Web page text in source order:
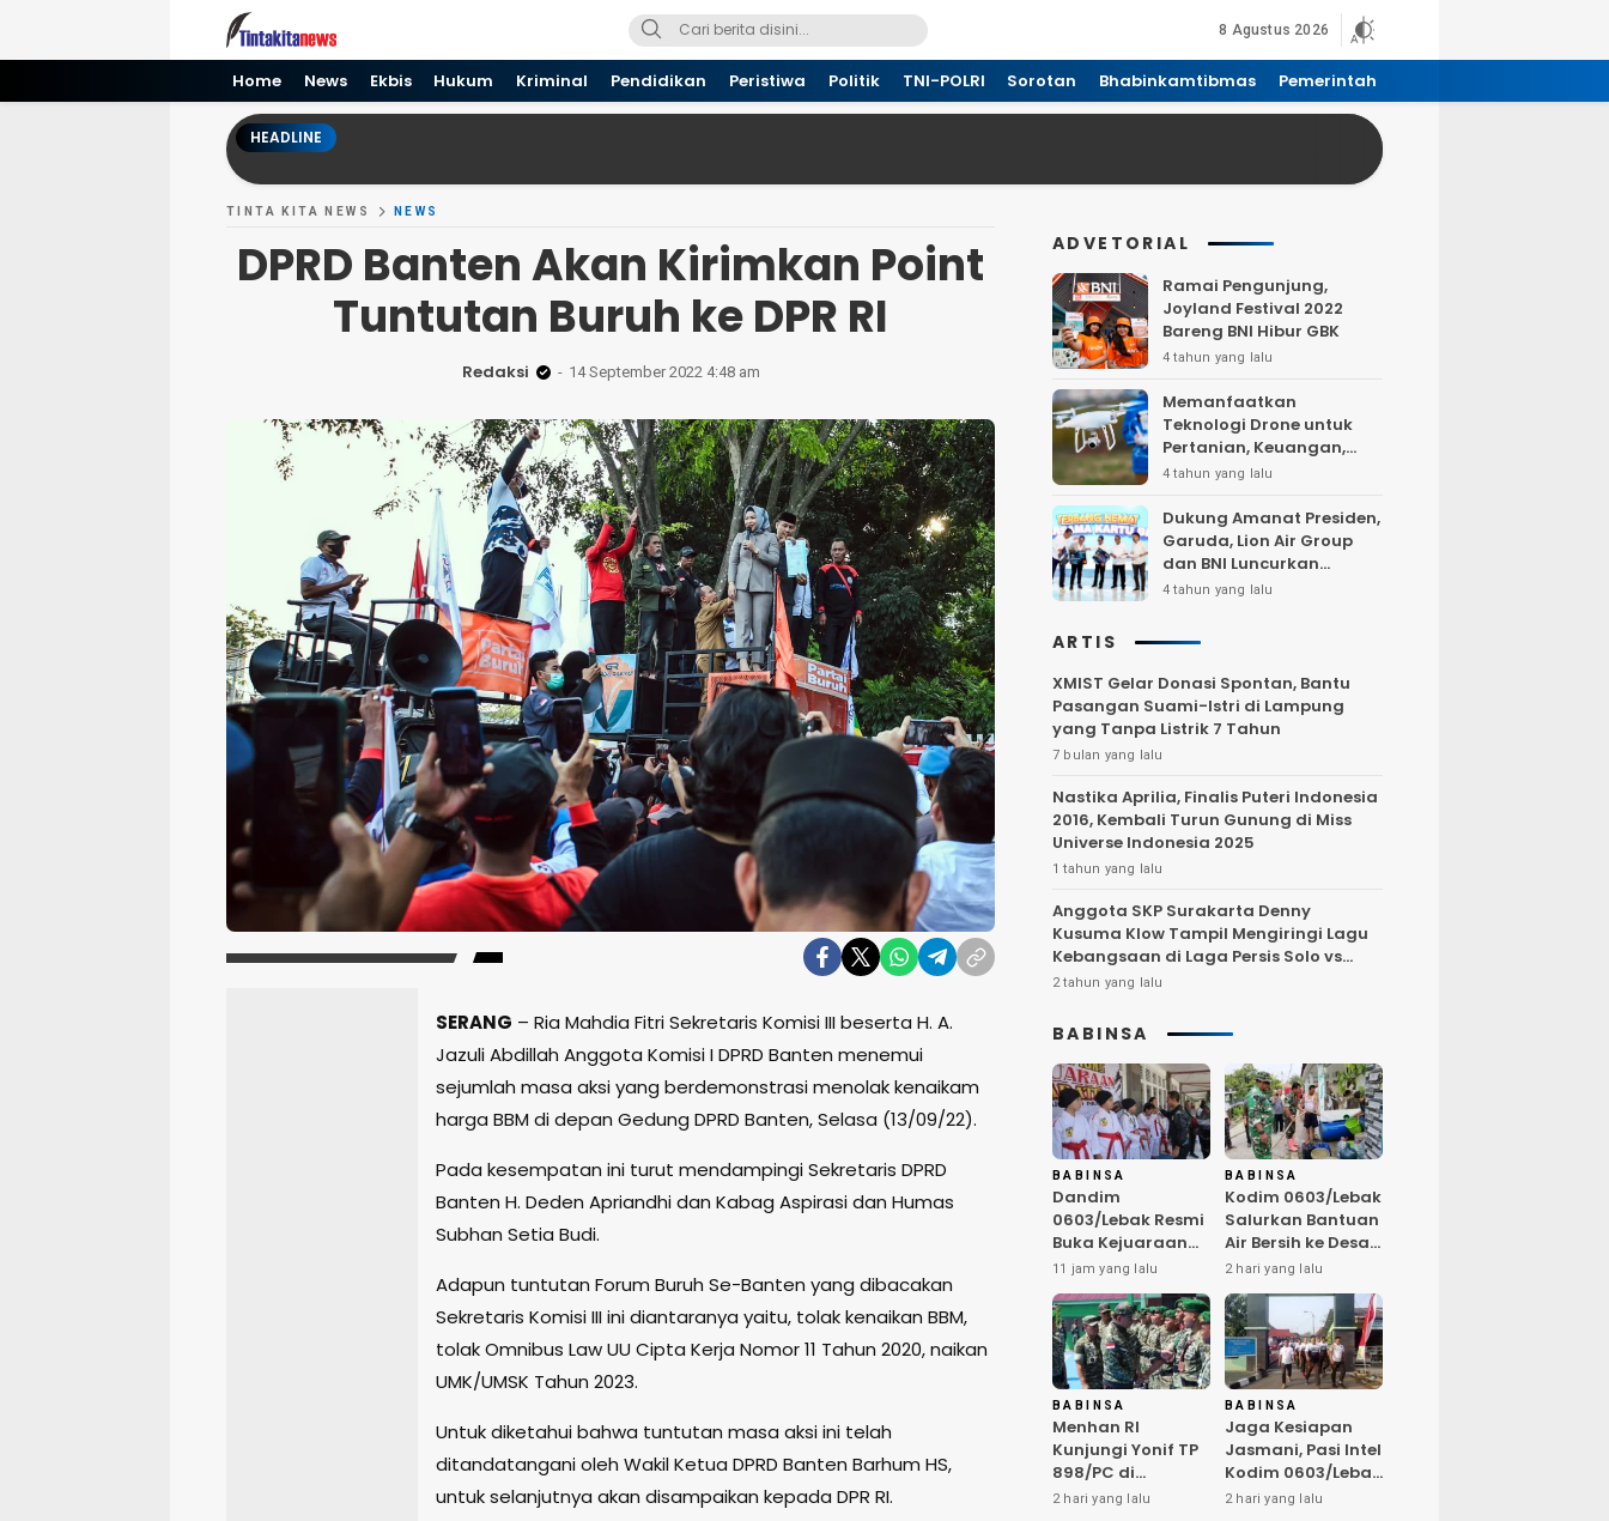
Tinta kita News
Informasi Terkini
8 Agustus 2026
Home News Ekbis Hukum Kriminal Pendidikan Peristiwa Politik TNI-POLRI Sorotan Bhabinkamtibmas Pemerintah
HEADLINE
TINTA KITA NEWS NEWS
DPRD Banten Akan Kirimkan Point
Tuntutan Buruh ke DPR RI
Redaksi 14 September 2022 4:48 am
SERANG – Ria Mahdia Fitri Sekretaris Komisi III beserta H. A.
Jazuli Abdillah Anggota Komisi I DPRD Banten menemui
sejumlah masa aksi yang berdemonstrasi menolak kenaikam
harga BBM di depan Gedung DPRD Banten, Selasa (13/09/22).
Pada kesempatan ini turut mendampingi Sekretaris DPRD
Banten H. Deden Apriandhi dan Kabag Aspirasi dan Humas
Subhan Setia Budi.
Adapun tuntutan Forum Buruh Se-Banten yang dibacakan
Sekretaris Komisi III ini diantaranya yaitu, tolak kenaikan BBM,
tolak Omnibus Law UU Cipta Kerja Nomor 11 Tahun 2020, naikan
UMK/UMSK Tahun 2023.
Untuk diketahui bahwa tuntutan masa aksi ini telah
ditandatangani oleh Wakil Ketua DPRD Banten Barhum HS,
untuk selanjutnya akan disampaikan kepada DPR RI.
ADVETORIAL
Ramai Pengunjung,
Joyland Festival 2022
Bareng BNI Hibur GBK
4 tahun yang lalu
Memanfaatkan
Teknologi Drone untuk
Pertanian, Keuangan,
Pertambangan, Real
Telekomunikasi.
4 tahun yang lalu
Dukung Amanat Presiden,
Garuda, Lion Air Group
dan BNI Luncurkan
Program Terbang Hemat
4 tahun yang lalu
ARTIS
XMIST Gelar Donasi Spontan, Bantu
Pasangan Suami-Istri di Lampung
yang Tanpa Listrik 7 Tahun
7 bulan yang lalu
Nastika Aprilia, Finalis Puteri Indonesia
2016, Kembali Turun Gunung di Miss
Universe Indonesia 2025
1 tahun yang lalu
Anggota SKP Surakarta Denny
Kusuma Klow Tampil Mengiringi Lagu
Kebangsaan di Laga Persis Solo vs
Persija Jakarta
2 tahun yang lalu
BABINSA
BABINSA
Dandim
0603/Lebak Resmi
Buka Kejuaraan
Karate Antar Dojo
INKAI, Jaring Bibit
Atlet Unggul
Sambut HUT ke-81
RI
11 jam yang lalu
BABINSA
Kodim 0603/Lebak
Salurkan Bantuan
Air Bersih ke Desa
Bungurmekar,
Ringankan Beban
Warga
Terdampak
Kemarau
2 hari yang lalu
BABINSA
Menhan RI
Kunjungi Yonif TP
898/PC di
Kampar,
2 hari yang lalu
BABINSA
Jaga Kesiapan
Jasmani, Pasi Intel
Kodim 0603/Lebak
Pimpin Pembinaan
2 hari yang lalu